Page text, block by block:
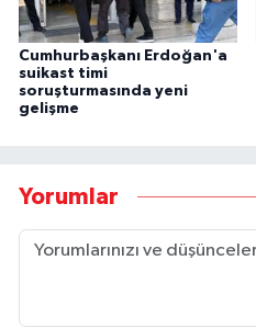
Cumhurbaşkanı Erdoğan'a
suikast timi
soruşturmasında yeni
gelişme
Yorumlar